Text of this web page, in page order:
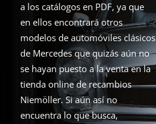
a los catálogos en PDF, ya que
en ellos encontrará otros
modelos de automóviles clásicos
de Mercedes que quizás aún no
se hayan puesto a la venta en la
tienda online de recambios
Niemöller. Si aún así no
encuentra lo que busca,